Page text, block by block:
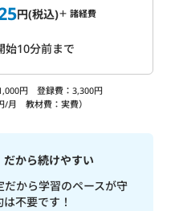
円(税込)＋ 諸経費
始10分前まで
円 登録費：3,300円
/月 教材費：実費）
だから続けやすい
だから学習のペースが守
不要です！